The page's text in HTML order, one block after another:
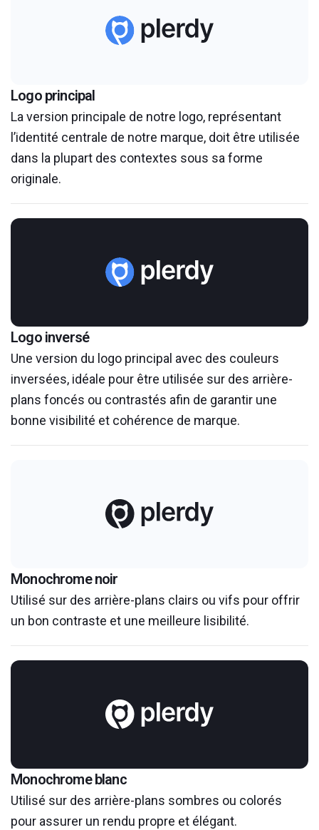
Logo principal
La version principale de notre logo, représentant
l’identité centrale de notre marque, doit être utilisée
dans la plupart des contextes sous sa forme
originale.
Logo inversé
Une version du logo principal avec des couleurs
inversées, idéale pour être utilisée sur des arrière-
plans foncés ou contrastés afin de garantir une
bonne visibilité et cohérence de marque.
Monochrome noir
Utilisé sur des arrière-plans clairs ou vifs pour offrir
un bon contraste et une meilleure lisibilité.
Monochrome blanc
Utilisé sur des arrière-plans sombres ou colorés
pour assurer un rendu propre et élégant.